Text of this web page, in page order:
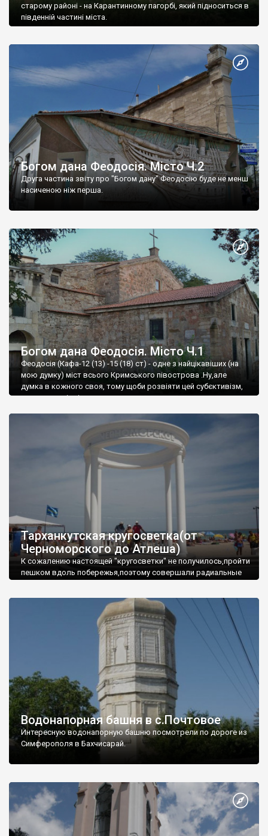
старому районі - на Карантинному пагорбі, який підноситься в
південній частині міста.
Богом дана Феодосія. Місто Ч.2
Друга частина звіту про "Богом дану" Феодосію буде не менш
насиченою ніж перша.
Богом дана Феодосія. Місто Ч.1
Феодосія (Кафа-12 (13) -15 (18) ст) - одне з найцікавіших (на
мою думку) міст всього Кримського півострова .Ну,але
думка в кожного своя, тому щоби розвіяти цей субєктивізм,
запрошую відвідати це
Тарханкутская кругосветка(от
Черноморского до Атлеша)
К сожалению настоящей "кругосветки" не получилось,пройти
пешком вдоль побережья,поэтому совершали радиальные
Водонапорная башня в с.Почтовое
Интересную водонапорную башню посмотрели по дороге из
Симферополя в Бахчисарай.